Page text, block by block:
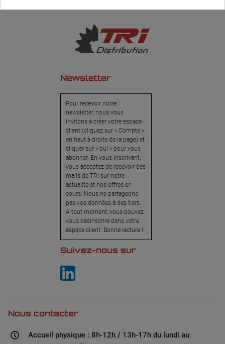
Newsletter
Pour recevoir notre
newsletter, nous vous
invitons à créer votre espace
client (cliquez sur « Compte »
en haut à droite de la page) et
cliquer sur « oui » pour vous
abonner. En vous inscrivant,
vous acceptez de recevoir des
mails de TRI sur notre
actualité et nos offres en
cours. Nous ne partageons
pas vos données à des tiers.
A tout moment, vous pouvez
vous désinscrire dans votre
espace client. Bonne lecture !
Suivez-nous sur
Nous contacter
Accueil physique : 8h-12h / 13h-17h du lundi au